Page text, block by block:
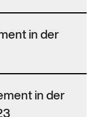
in der
in der